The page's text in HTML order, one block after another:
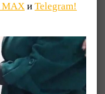
MAX и Telegram!